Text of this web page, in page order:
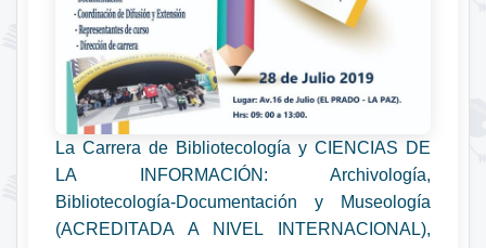
La Carrera de Bibliotecología y CIENCIAS DE
LA INFORMACIÓN: Archivología,
Bibliotecología-Documentación y Museología
(ACREDITADA A NIVEL INTERNACIONAL),